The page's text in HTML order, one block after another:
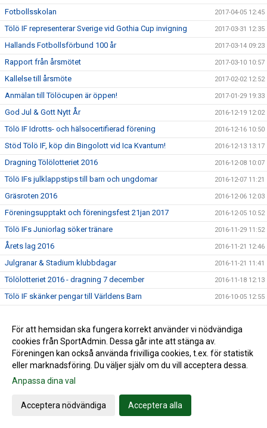
Fotbollsskolan 2017-04-05 12:45
Tölö IF representerar Sverige vid Gothia Cup invigning 2017-03-31 12:35
Hallands Fotbollsförbund 100 år 2017-03-14 09:23
Rapport från årsmötet 2017-03-10 10:57
Kallelse till årsmöte 2017-02-02 12:52
Anmälan till Tölöcupen är öppen! 2017-01-29 19:33
God Jul & Gott Nytt År 2016-12-19 12:02
Tölö IF Idrotts- och hälsocertifierad förening 2016-12-16 10:50
Stöd Tölö IF, köp din Bingolott vid Ica Kvantum! 2016-12-13 13:17
Dragning Tölölotteriet 2016 2016-12-08 10:07
Tölö IFs julklappstips till barn och ungdomar 2016-12-07 11:21
Gräsroten 2016 2016-12-06 12:03
Föreningsupptakt och föreningsfest 21jan 2017 2016-12-05 10:52
Tölö IFs Juniorlag söker tränare 2016-11-29 11:52
Årets lag 2016 2016-11-21 12:46
Julgranar & Stadium klubbdagar 2016-11-21 11:41
Tölölotteriet 2016 - dragning 7 december 2016-11-18 12:13
Tölö IF skänker pengar till Världens Barn 2016-10-05 12:55
Nytt datum för Föreningsutvecklingsdagen 2016-09-23 18:10
Till våra lag - sälj fika på söndag 25/9 2016-09-22 09:53
Match Div 4 Herrar 11/9 - Ändrad tid!! 2016-09-09 11:44
Resultat Kungsbacka Femman 2016
Resultat Kungsbacka Femman 3/9
För att hemsidan ska fungera korrekt använder vi nödvändiga
cookies från SportAdmin. Dessa går inte att stänga av.
Föreningen kan också använda frivilliga cookies, t.ex. för statistik
eller marknadsföring. Du väljer själv om du vill acceptera dessa.
Anpassa dina val
Acceptera nödvändiga Acceptera alla